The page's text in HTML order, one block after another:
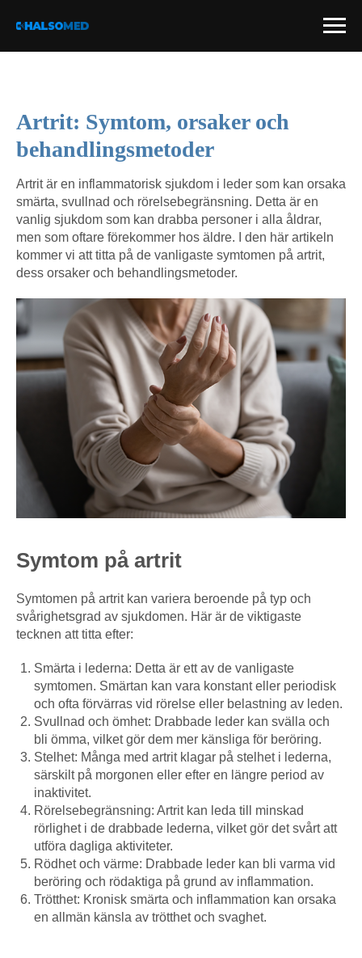
Artrit: Symtom, orsaker och
behandlingsmetoder
Artrit är en inflammatorisk sjukdom i leder som kan orsaka
smärta, svullnad och rörelsebegränsning. Detta är en
vanlig sjukdom som kan drabba personer i alla åldrar,
men som oftare förekommer hos äldre. I den här artikeln
kommer vi att titta på de vanligaste symtomen på artrit,
dess orsaker och behandlingsmetoder.
Symtom på artrit
Symtomen på artrit kan variera beroende på typ och
svårighetsgrad av sjukdomen. Här är de viktigaste
tecknen att titta efter:
Smärta i lederna: Detta är ett av de vanligaste
symtomen. Smärtan kan vara konstant eller periodisk
och ofta förvärras vid rörelse eller belastning av leden.
Svullnad och ömhet: Drabbade leder kan svälla och
bli ömma, vilket gör dem mer känsliga för beröring.
Stelhet: Många med artrit klagar på stelhet i lederna,
särskilt på morgonen eller efter en längre period av
inaktivitet.
Rörelsebegränsning: Artrit kan leda till minskad
rörlighet i de drabbade lederna, vilket gör det svårt att
utföra dagliga aktiviteter.
Rödhet och värme: Drabbade leder kan bli varma vid
beröring och rödaktiga på grund av inflammation.
Trötthet: Kronisk smärta och inflammation kan orsaka
en allmän känsla av trötthet och svaghet.